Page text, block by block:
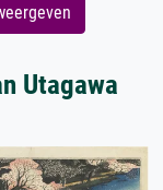
Utagawa